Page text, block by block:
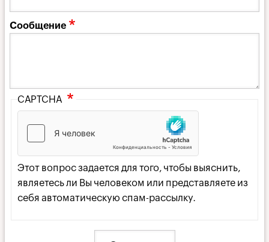
Сообщение
CAPTCHA
Этот вопрос задается для того, чтобы выяснить,
являетесь ли Вы человеком или представляете из
себя автоматическую спам-рассылку.